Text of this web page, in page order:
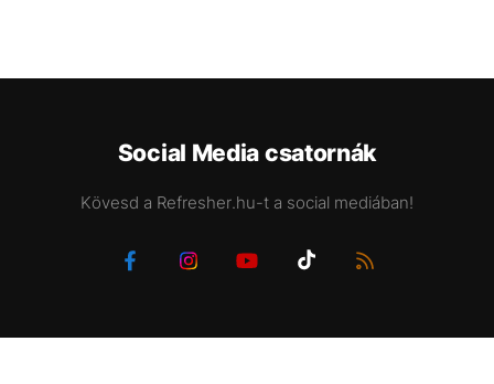
Social Media csatornák
Kövesd a Refresher.hu-t a social mediában!